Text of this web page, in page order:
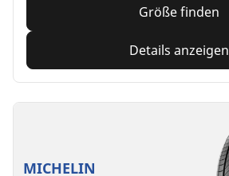
Größe finden
Details anzeigen
MICHELIN